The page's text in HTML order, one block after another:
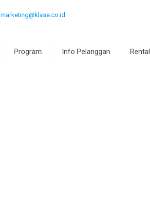
marketing@klase.co.id
Program Info Pelanggan